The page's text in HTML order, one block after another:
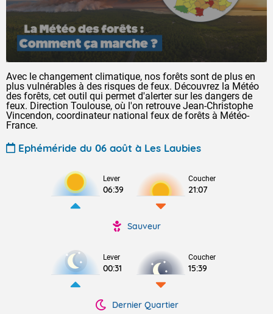
Avec le changement climatique, nos forêts sont de plus en
plus vulnérables à des risques de feux. Découvrez la Météo
des forêts, cet outil qui permet d'alerter sur les dangers de
feux. Direction Toulouse, où l'on retrouve Jean-Christophe
Vincendon, coordinateur national feux de forêts à Météo-
France.
Ephéméride du 06 août à Les Laubies
Lever
06:39
Coucher
21:07
Sauveur
Lever
00:31
Coucher
15:39
Dernier Quartier